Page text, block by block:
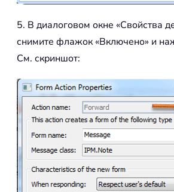
5. В диалоговом окне «Свойства
снимите флажок «Включено» и
См. скриншот: